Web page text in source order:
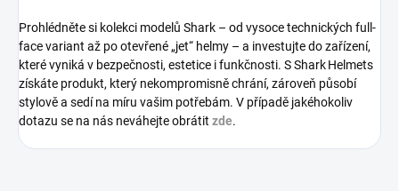
Prohlédněte si kolekci modelů Shark – od vysoce technických full-
face variant až po otevřené „jet“ helmy – a investujte do zařízení,
které vyniká v bezpečnosti, estetice i funkčnosti. S Shark Helmets
získáte produkt, který nekompromisně chrání, zároveň působí
stylově a sedí na míru vašim potřebám. V případě jakéhokoliv
dotazu se na nás neváhejte obrátit zde.